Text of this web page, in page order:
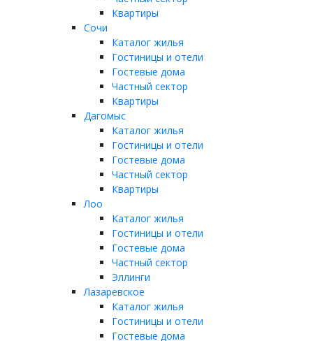
Квартиры
Сочи
Каталог жилья
Гостиницы и отели
Гостевые дома
Частный сектор
Квартиры
Дагомыс
Каталог жилья
Гостиницы и отели
Гостевые дома
Частный сектор
Квартиры
Лоо
Каталог жилья
Гостиницы и отели
Гостевые дома
Частный сектор
Эллинги
Лазаревское
Каталог жилья
Гостиницы и отели
Гостевые дома